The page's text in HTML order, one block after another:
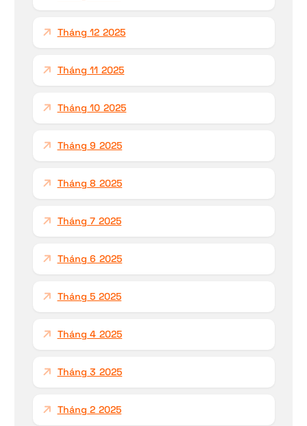
Tháng 12 2025
Tháng 11 2025
Tháng 10 2025
Tháng 9 2025
Tháng 8 2025
Tháng 7 2025
Tháng 6 2025
Tháng 5 2025
Tháng 4 2025
Tháng 3 2025
Tháng 2 2025